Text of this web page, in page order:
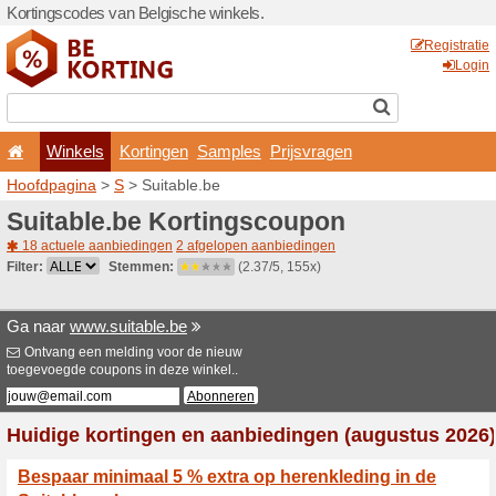
Kortingscodes van
Winkels
Hoofdpagina>S>